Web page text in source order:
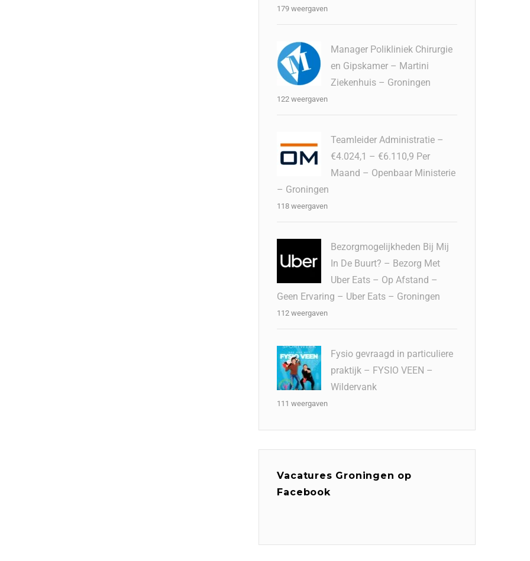
179 weergaven
Manager Polikliniek Chirurgie
en Gipskamer – Martini
Ziekenhuis – Groningen
122 weergaven
Teamleider Administratie –
€4.024,1 – €6.110,9 Per
Maand – Openbaar Ministerie
– Groningen
118 weergaven
Bezorgmogelijkheden Bij Mij
In De Buurt? – Bezorg Met
Uber Eats – Op Afstand –
Geen Ervaring – Uber Eats – Groningen
112 weergaven
Fysio gevraagd in particuliere
praktijk – FYSIO VEEN –
Wildervank
111 weergaven
Vacatures Groningen op
Facebook